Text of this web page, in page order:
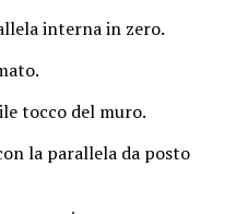
interna in zero.
tocco del muro.
la parallela da posto